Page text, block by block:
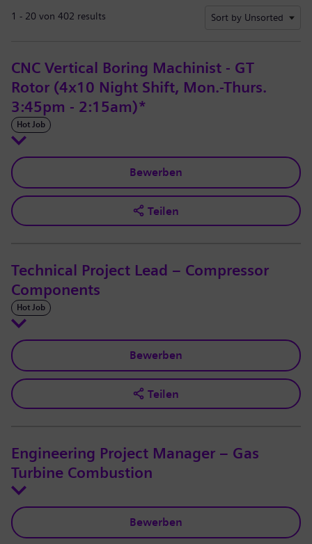
1 - 20 von 402 results Sort by Unsorted
CNC Vertical Boring Machinist - GT
Rotor (4x10 Night Shift, Mon.-Thurs.
3:45pm - 2:15am)*
Hot Job
Bewerben
Teilen
Technical Project Lead – Compressor
Components
Hot Job
Bewerben
Teilen
Engineering Project Manager – Gas
Turbine Combustion
Bewerben